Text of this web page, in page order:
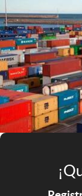
Clima
Mundial 2026
Eventos Corporativos
El Cronista Studio
Mediakit
abre en nueva pestaña